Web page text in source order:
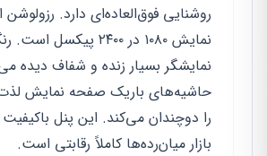
روشنایی فوق‌العاده‌ای دارد.
نمایش ۱۰۸۰ در ۲۴۰۰
نمایشگر بسیار زنده و شفاف دیده
حاشیه‌های باریک صفحه نمایش
را دوچندان می‌کند. این پنل
بازار میان‌رده‌ها کاملاً رقابتی است.